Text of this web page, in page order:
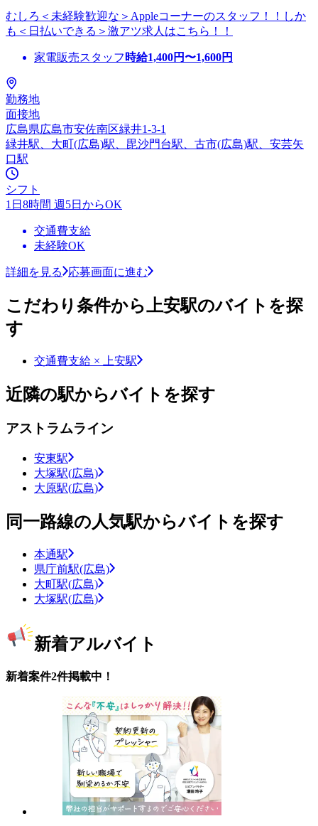
むしろ＜未経験歓迎な＞Appleコーナーのスタッフ！！しか
も＜日払いできる＞激アツ求人はこちら！！
家電販売スタッフ 時給1,400円〜1,600円
勤務地
面接地
広島県広島市安佐南区緑井1-3-1
緑井駅、大町(広島)駅、毘沙門台駅、古市(広島)駅、安芸矢
口駅
シフト
1日8時間 週5日からOK
交通費支給
未経験OK
詳細を見る 応募画面に進む
こだわり条件から上安駅のバイトを探
す
交通費支給 × 上安駅
近隣の駅からバイトを探す
アストラムライン
安東駅
大塚駅(広島)
大原駅(広島)
同一路線の人気駅からバイトを探す
本通駅
県庁前駅(広島)
大町駅(広島)
大塚駅(広島)
新着アルバイト
新着案件2件掲載中！